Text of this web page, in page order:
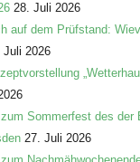
28. Juli 2026
auf dem Prüfstand:
Juli 2026
Sommerfest des der
27. Juli 2026